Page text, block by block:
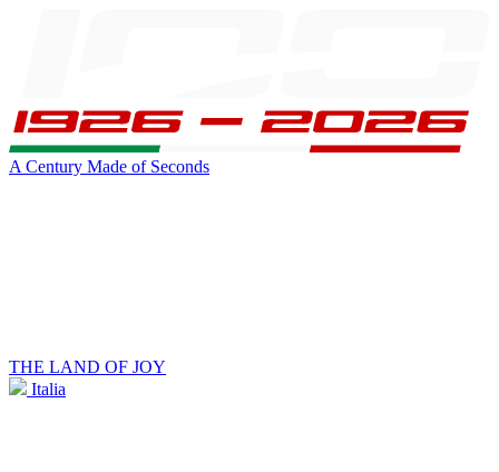
A Century Made of Seconds
THE LAND OF JOY
Italia